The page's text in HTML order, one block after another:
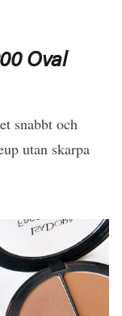
Oval
snabbt och
utan skarpa